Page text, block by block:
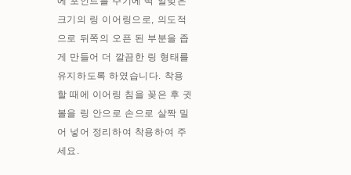
크기의 링 이어링으로, 의도적
으로 뒤쪽의 오픈 된 부분을 좁
게 만들어 더 깔끔한 링 형태를
유지하도록 하였습니다. 착용
할 때에 이어링 침을 꽂은 후 귓
볼을 링 안으로 손으로 살짝 밀
어 넣어 정리하여 착용하여 주
세요.